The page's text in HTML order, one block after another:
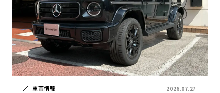
車両情報 2026.07.27